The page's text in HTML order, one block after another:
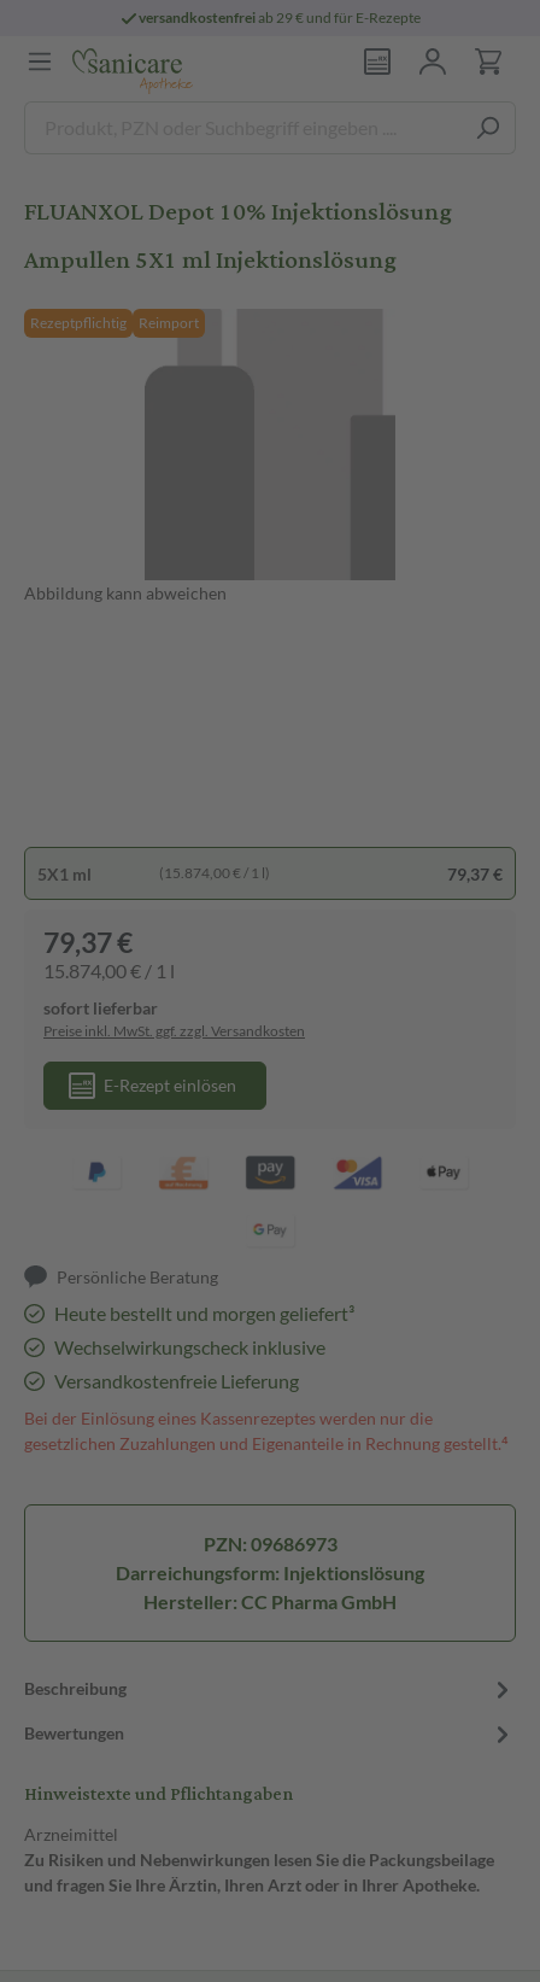
versandkostenfreiab 29 € und für E-Rezepte
FLUANXOL Depot 10% Injektionslösung
Ampullen 5X1 ml Injektionslösung
Rezeptpflichtig Reimport
Abbildung kann abweichen
5X1 ml (15.874,00 € / 1 l) 79,37 €
79,37 €
15.874,00 € / 1 l
sofort lieferbar
Preise inkl. MwSt. ggf. zzgl. Versandkosten
E-Rezept einlösen
Persönliche Beratung
Heute bestellt und morgen geliefert³
Wechselwirkungscheck inklusive
Versandkostenfreie Lieferung
Bei der Einlösung eines Kassenrezeptes werden nur die
gesetzlichen Zuzahlungen und Eigenanteile in Rechnung gestellt.⁴
PZN: 09686973
Darreichungsform: Injektionslösung
Hersteller: CC Pharma GmbH
Beschreibung
Bewertungen
Hinweistexte und Pflichtangaben
Arzneimittel
Zu Risiken und Nebenwirkungen lesen Sie die Packungsbeilage
und fragen Sie Ihre Ärztin, Ihren Arzt oder in Ihrer Apotheke.